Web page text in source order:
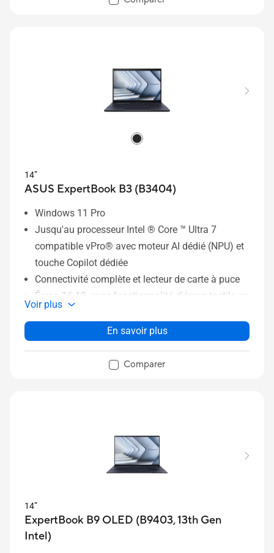
14”
ASUS ExpertBook B3 (B3404)
Windows 11 Pro
Jusqu'au processeur Intel ® Core ™ Ultra 7
compatible vPro® avec moteur AI dédié (NPU) et
touche Copilot dédiée
Connectivité complète et lecteur de carte à puce
Écran 16:10, avec fonctionnalité d'écran tactile en
option
Fonctions de sécurité robustes, notamment la
Certification US MIL-STD 810H pour une
Voir plus
En savoir plus
Comparer
14”
ExpertBook B9 OLED (B9403, 13th Gen
Intel)